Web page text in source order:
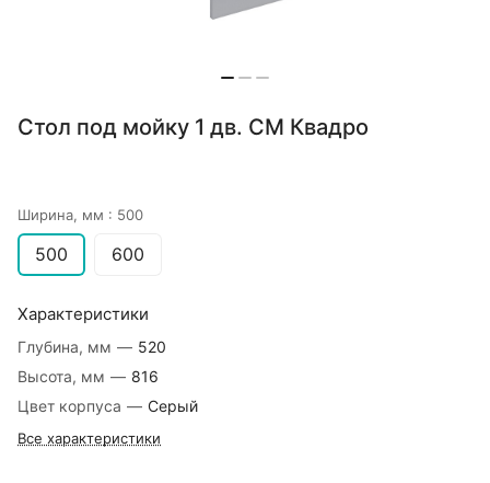
Стол под мойку 1 дв. СМ Квадро
Ширина, мм : 500
500 600
Характеристики
Глубина, мм — 520
Высота, мм — 816
Цвет корпуса — Серый
Все характеристики